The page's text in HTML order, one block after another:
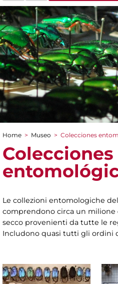
You are here
Home > Museo > Colecciones
Colecciones
Le collezioni entomologiche
comprendono circa un milione
secco provenienti da tutte le
Includono quasi tutti gli ordini